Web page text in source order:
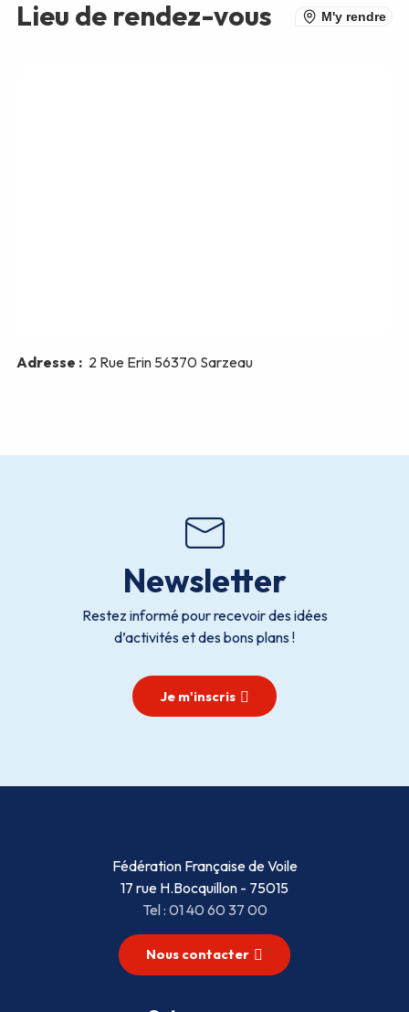
Newsletter
Restez informé pour recevoir des idées
d’activités et des bons plans !
Je m'inscris
Fédération Française de Voile
17 rue H.Bocquillon - 75015
Tel : 01 40 60 37 00
Nous contacter